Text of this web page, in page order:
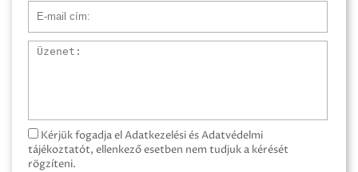
E-mail cím
Üzenet
Kérjük fogadja el Adatkezelési és Adatvédelmi
tájékoztatót, ellenkező esetben nem tudjuk a kérését
rögzíteni.